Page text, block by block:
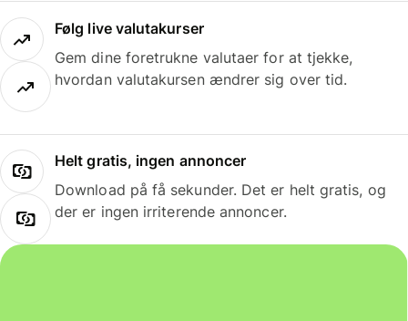
Følg live valutakurser
Gem dine foretrukne valutaer for at tjekke,
hvordan valutakursen ændrer sig over tid.
Helt gratis, ingen annoncer
Download på få sekunder. Det er helt gratis, og
der er ingen irriterende annoncer.